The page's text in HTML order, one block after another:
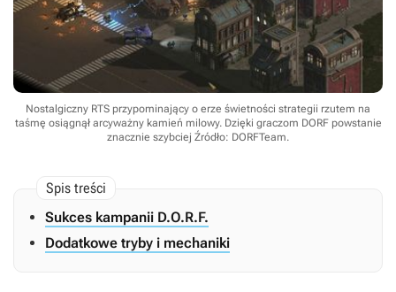
Nostalgiczny RTS przypominający o erze świetności strategii rzutem na
taśmę osiągnął arcyważny kamień milowy. Dzięki graczom DORF powstanie
znacznie szybciej Źródło: DORFTeam.
Sukces kampanii D.O.R.F.
Dodatkowe tryby i mechaniki